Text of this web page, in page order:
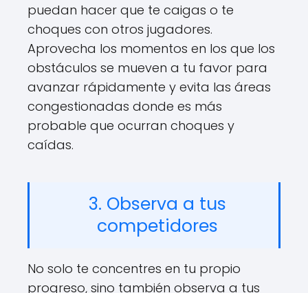
puedan hacer que te caigas o te
choques con otros jugadores.
Aprovecha los momentos en los que los
obstáculos se mueven a tu favor para
avanzar rápidamente y evita las áreas
congestionadas donde es más
probable que ocurran choques y
caídas.
3. Observa a tus
competidores
No solo te concentres en tu propio
progreso, sino también observa a tus